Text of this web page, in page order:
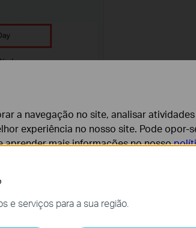
e serviços para a sua região.
a navegação no site, analisar
experiência no nosso site. Pode opor-
aprender mais informações no nosso
do website e não podem